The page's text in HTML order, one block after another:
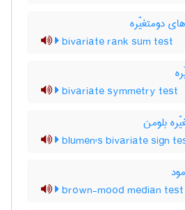
دومتغیّره
bivariate rank sum test
bivariate symmetry test
بلومن
blumen's bivariate sign
brown-mood median test